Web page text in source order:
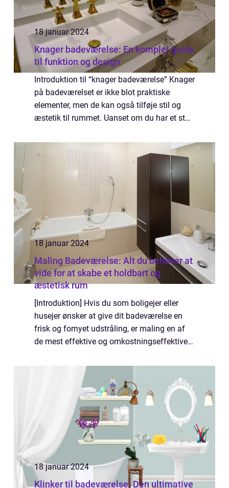
18 januar 2024
Knager badeværelse: En komplet guide
til funktion og design
Introduktion til “knager badeværelse” Knager
på badeværelset er ikke blot praktiske
elementer, men de kan også tilføje stil og
æstetik til rummet. Uanset om du har et stort
at bruge knager t...
18 januar 2024
Maling Badeværelse: Alt du behøver at
vide for at skabe et holdbart og
æstetisk rum
[Introduktion] Hvis du som boligejer eller
husejer ønsker at give dit badeværelse en
frisk og fornyet udstråling, er maling en af
de mest effektive og omkostningseffektive
maling kan du ikke kun ændre
badeværelse...
18 januar 2024
Klinker til badeværelse: Den ultimative